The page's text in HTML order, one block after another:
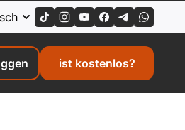
ist kostenlos?